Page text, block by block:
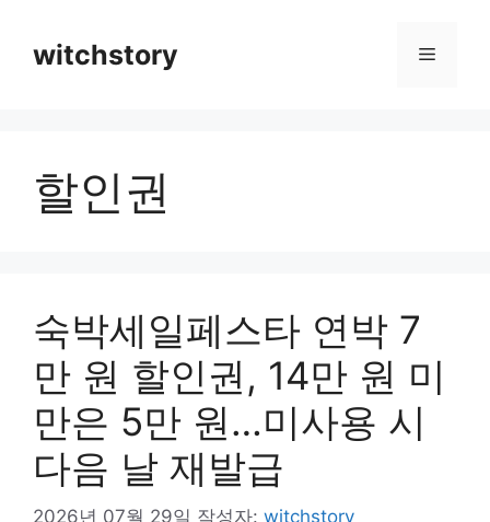
witchstory 메
할인권
숙박세일페스타 연박 7
만 원 할인권, 14만 원 미
만은 5만 원…미사용 시
다음 날 재발급
2026년 07월 29일 작성자: witchstory